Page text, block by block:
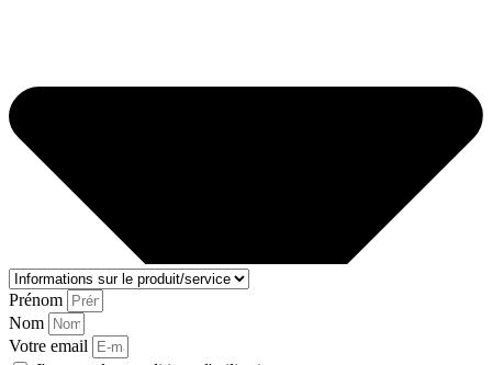
Prénom
Nom
Votre email